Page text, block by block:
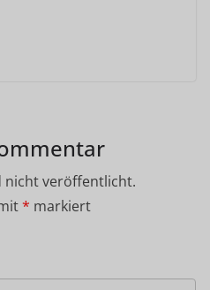
nicht veröffentlicht.
* markiert